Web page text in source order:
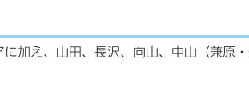
加え、山田、長沢、向山、中山（兼原